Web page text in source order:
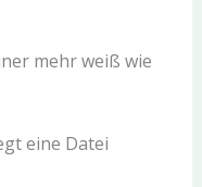
mehr weiß wie
eine Datei